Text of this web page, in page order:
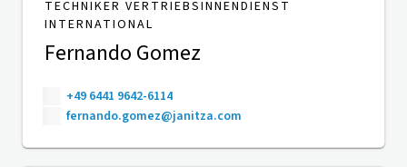
TECHNIKER VERTRIEBSINNENDIENST
INTERNATIONAL
Fernando Gomez
+49 6441 9642-6114
fernando.gomez@janitza.com